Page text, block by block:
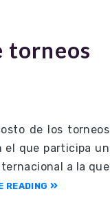
torneos
de los torneos
el que participa un
a la que
READING